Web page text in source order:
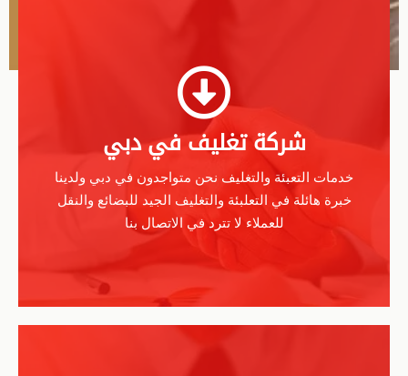
شركة تغليف في دبي
خدمات التعبئة والتغليف نحن متواجدون في دبي ولدينا
خبرة هائلة في التعلبئة والتغليف الجيد للبضائع والنقل
للعملاء لا تترد في الاتصال بنا